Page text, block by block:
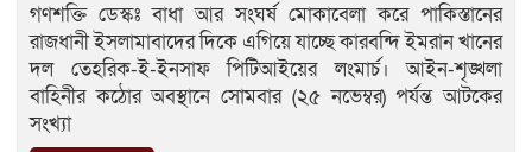
গণশক্তি ডেস্কঃ বাধা আর সংঘর্ষ মোকাবেলা করে পাকিস্তানের
রাজধানী ইসলামাবাদের দিকে এগিয়ে যাচ্ছে কারবন্দি ইমরান খানের
দল তেহরিক-ই-ইনসাফ পিটিআইয়ের লংমার্চ। আইন-শৃঙ্খলা
বাহিনীর কঠোর অবস্থানে সোমবার (২৫ নভেম্বর) পর্যন্ত আটকের
সংখ্যা